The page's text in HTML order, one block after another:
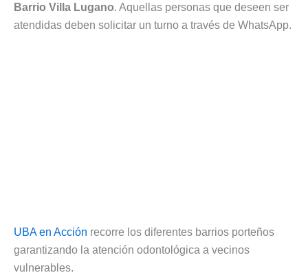
Barrio Villa Lugano. Aquellas personas que deseen ser
atendidas deben solicitar un turno a través de WhatsApp.
UBA en Acción recorre los diferentes barrios porteños
garantizando la atención odontológica a vecinos
vulnerables.